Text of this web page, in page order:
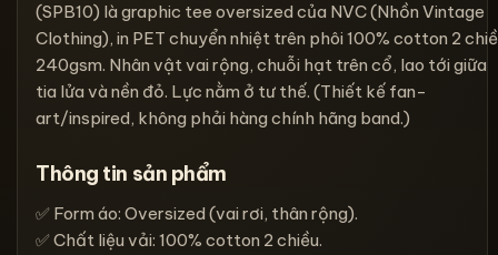
(SPB10) là graphic tee oversized của NVC (Nhồn Vintage
Clothing), in PET chuyển nhiệt trên phôi 100% cotton 2
240gsm. Nhân vật vai rộng, chuỗi hạt trên cổ, lao tới giữa
tia lửa và nền đỏ. Lực nằm ở tư thế. (Thiết kế fan-
art/inspired, không phải hàng chính hãng band.)
Thông tin sản phẩm
✅ Form áo: Oversized (vai rơi, thân rộng).
✅ Chất liệu vải: 100% cotton 2 chiều.